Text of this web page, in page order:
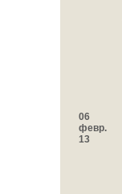
06
февр.
13